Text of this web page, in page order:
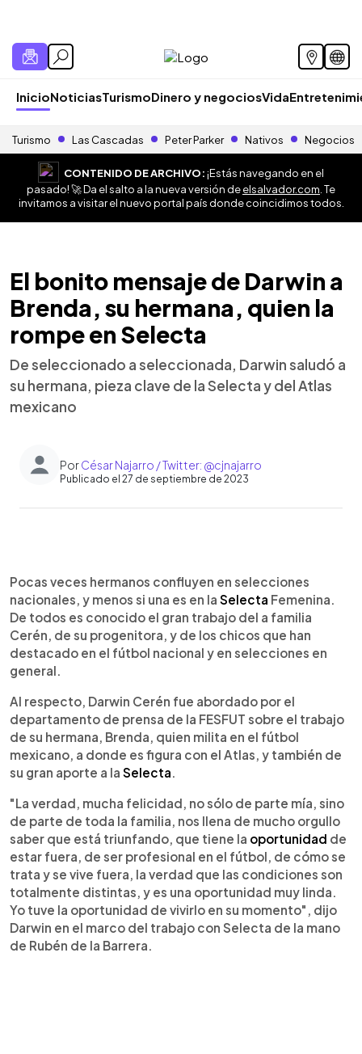
InicioNoticiasTurismoDinero y negociosVida
Turismo Las Cascadas Peter Parker Nativos Negocios
CONTENIDO DE ARCHIVO:¡Estás navegando en el
pasado! 🚀 Da el salto a la nueva versión deelsalvador.com . Te
invitamos a visitar el nuevo portal país donde coincidimos todos.
El bonito mensaje de Darwin a
Brenda, su hermana, quien la
rompe en Selecta
De seleccionado a seleccionada, Darwin saludó a
su hermana, pieza clave de la Selecta y del Atlas
mexicano
PorCésar Najarro / Twitter: @cjnajarro
Publicado el 27 de septiembre de 2023
Escuchar artículo
Pocas veces hermanos confluyen en selecciones
nacionales, y menos si una es en la Selecta Femenina.
De todos es conocido el gran trabajo del a familia
Cerén, de su progenitora, y de los chicos que han
destacado en el fútbol nacional y en selecciones en
general.
Al respecto, Darwin Cerén fue abordado por el
departamento de prensa de la FESFUT sobre el trabajo
de su hermana, Brenda, quien milita en el fútbol
mexicano, a donde es figura con el Atlas, y también de
su gran aporte a la Selecta.
"La verdad, mucha felicidad, no sólo de parte mía, sino
de parte de toda la familia, nos llena de mucho orgullo
saber que está triunfando, que tiene la oportunidad de
estar fuera, de ser profesional en el fútbol, de cómo se
trata y se vive fuera, la verdad que las condiciones son
totalmente distintas, y es una oportunidad muy linda.
Yo tuve la oportunidad de vivirlo en su momento", dijo
Darwin en el marco del trabajo con Selecta de la mano
de Rubén de la Barrera.